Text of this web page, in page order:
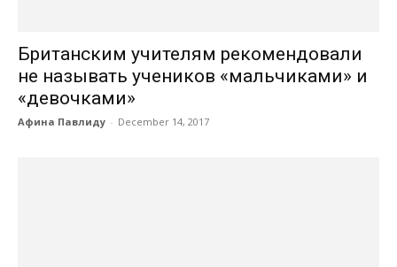
Британским учителям рекомендовали
не называть учеников «мальчиками» и
«девочками»
Афина Павлиду - December 14, 2017